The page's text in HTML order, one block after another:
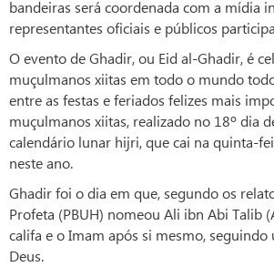
bandeiras será coordenada com a mídia
representantes oficiais e públicos
O evento de Ghadir, ou Eid al-Ghadir, é
muçulmanos xiitas em todo o mundo
entre as festas e feriados felizes mais
muçulmanos xiitas, realizado no 18º dia
calendário lunar hijri, que cai na quinta-
neste ano.
Ghadir foi o dia em que, segundo os
Profeta (PBUH) nomeou Ali ibn Abi Talib
califa e o Imam após si mesmo,
Deus.